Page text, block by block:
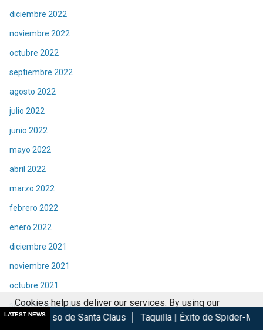
diciembre 2022
noviembre 2022
octubre 2022
septiembre 2022
agosto 2022
julio 2022
junio 2022
mayo 2022
abril 2022
marzo 2022
febrero 2022
enero 2022
diciembre 2021
noviembre 2021
octubre 2021
septiembre 2021
agosto 2021
LATEST NEWS
Santa Claus Taquilla | Éxito de Spider-Man Brand New
Cookies help us deliver our services. By using our
services, you agree to our use of cookies.
Got it